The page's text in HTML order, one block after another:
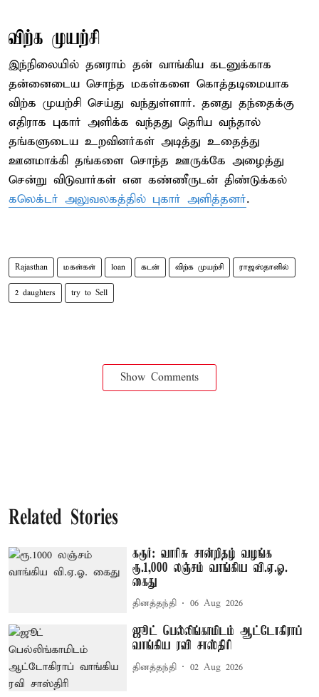
விற்க முயற்சி
இந்நிலையில் தனராம் தன் வாங்கிய கடனுக்காக
தன்னைடைய சொந்த மகள்களை கொத்தடிமையாக
விற்க முயற்சி செய்து வந்துள்ளார். தனது தந்தைக்கு
எதிராக புகார் அளிக்க வந்தது தெரிய வந்தால்
தங்களுடைய உறவினர்கள் அடித்து உதைத்து
ஊனமாக்கி தங்களை சொந்த ஊருக்கே அழைத்து
சென்று விடுவார்கள் என கண்ணீருடன் திண்டுக்கல்
கலெக்டர் அலுவலகத்தில் புகார் அளித்தனர்.
Rajasthan மகள்கள் loan கடன் விற்க முயற்சி ராஜஸ்தானில்
2 daughters try to Sell
Show Comments
Related Stories
கரூர்: வாரிசு சான்றிதழ் வழங்க
ரூ.1,000 லஞ்சம் வாங்கிய வி.ஏ.ஓ.
கைது
தினத்தந்தி 06 Aug 2026
ஜூட் பெல்லிங்காமிடம் ஆட்டோகிராப்
வாங்கிய ரவி சாஸ்திரி
தினத்தந்தி 02 Aug 2026